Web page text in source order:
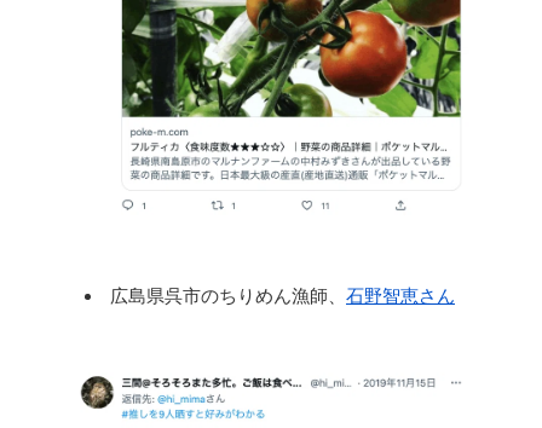
広島県呉市のちりめん漁師、 石野智恵さん